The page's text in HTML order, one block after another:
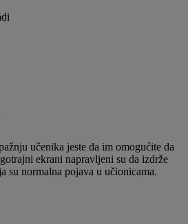
učenika jeste da im omogućite da
ekrani napravljeni su da izdrže
su normalna pojava u učionicama.